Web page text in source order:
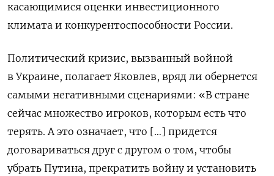
касающимися оценки инвестиционного
климата и конкурентоспособности России.
Политический кризис, вызванный войной
в Украине, полагает Яковлев, вряд ли обернется
самыми негативными сценариями: «В стране
сейчас множество игроков, которым есть что
терять. А это означает, что […] придется
договариваться друг с другом о том, чтобы
убрать Путина, прекратить войну и установить